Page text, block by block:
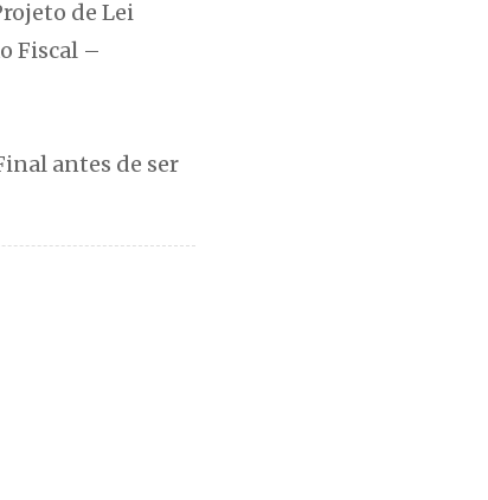
de Lei
Fiscal –
antes de ser